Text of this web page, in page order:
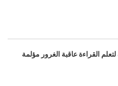
القراءة عاقبة الغرور مؤلمة